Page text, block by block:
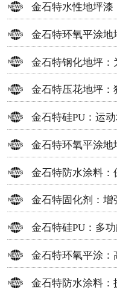
金石特水性地坪
案
金石特环氧平涂地
选择
金石特钢化地坪
金石特压花地坪：
地面材料
金石特硅PU：运
金石特环氧平涂
决方案
金石特防水涂料
方案
金石特固化剂：增
金石特硅PU：多
金石特环氧平涂
方案
金石特防水涂料：